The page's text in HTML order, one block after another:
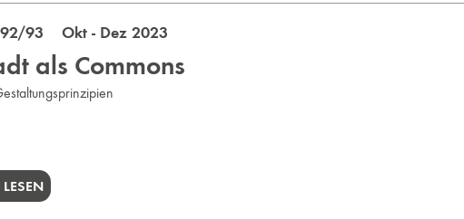
93 Okt - Dez 2023
als Commons